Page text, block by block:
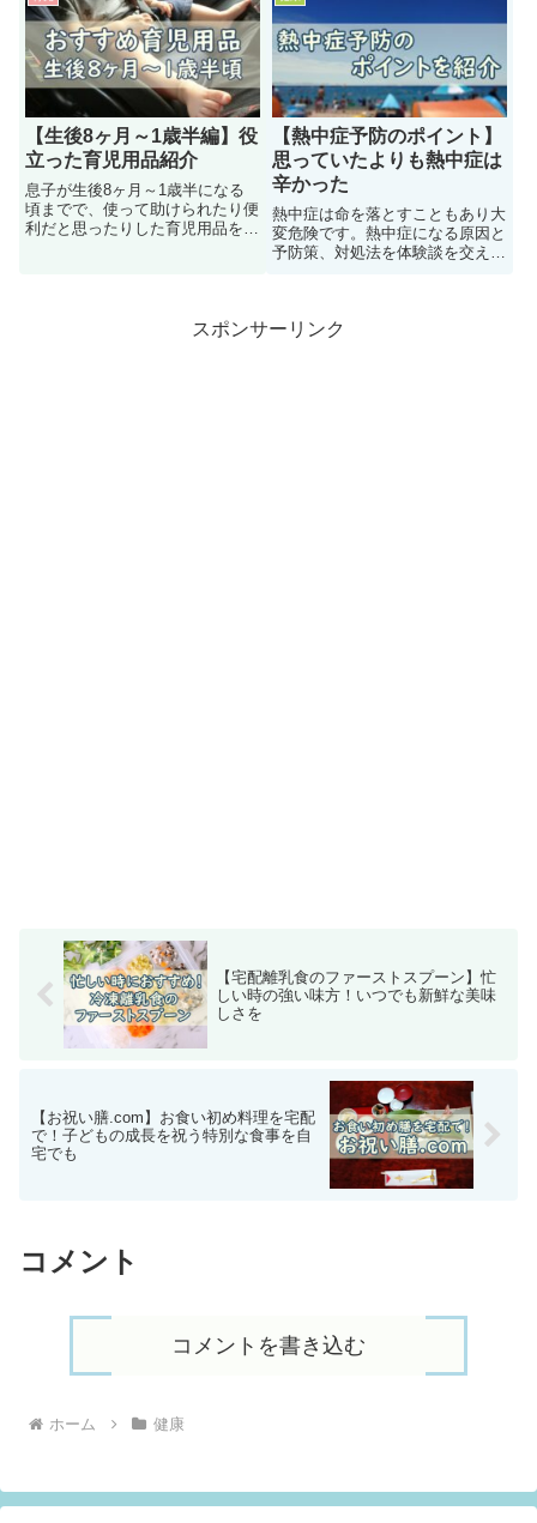
や、向いている人も分かります。
【生後8ヶ月～1歳半編】役
立った育児用品紹介
息子が生後8ヶ月～1歳半になる
頃までで、使って助けられたり便
利だと思ったりした育児用品を紹
【熱中症予防のポイント】
思っていたよりも熱中症は
辛かった
熱中症は命を落とすこともあり大
変危険です。熱中症になる原因と
予防策、対処法を体験談を交えて
スポンサーリンク
【宅配離乳食のファーストスプーン】忙
しい時の強い味方！いつでも新鮮な美味
しさを
【お祝い膳.com】お食い初め料理を宅配
で！子どもの成長を祝う特別な食事を自
宅でも
コメント
コメントを書き込む
ホーム 健康